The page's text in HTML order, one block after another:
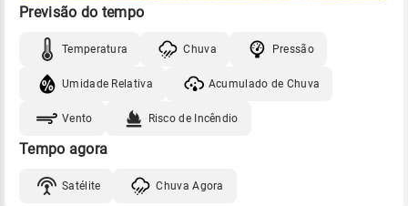
Previsão do tempo
Temperatura Chuva Pressão
Umidade Relativa Acumulado de Chuva
Vento Risco de Incêndio
Tempo agora
Satélite Chuva Agora